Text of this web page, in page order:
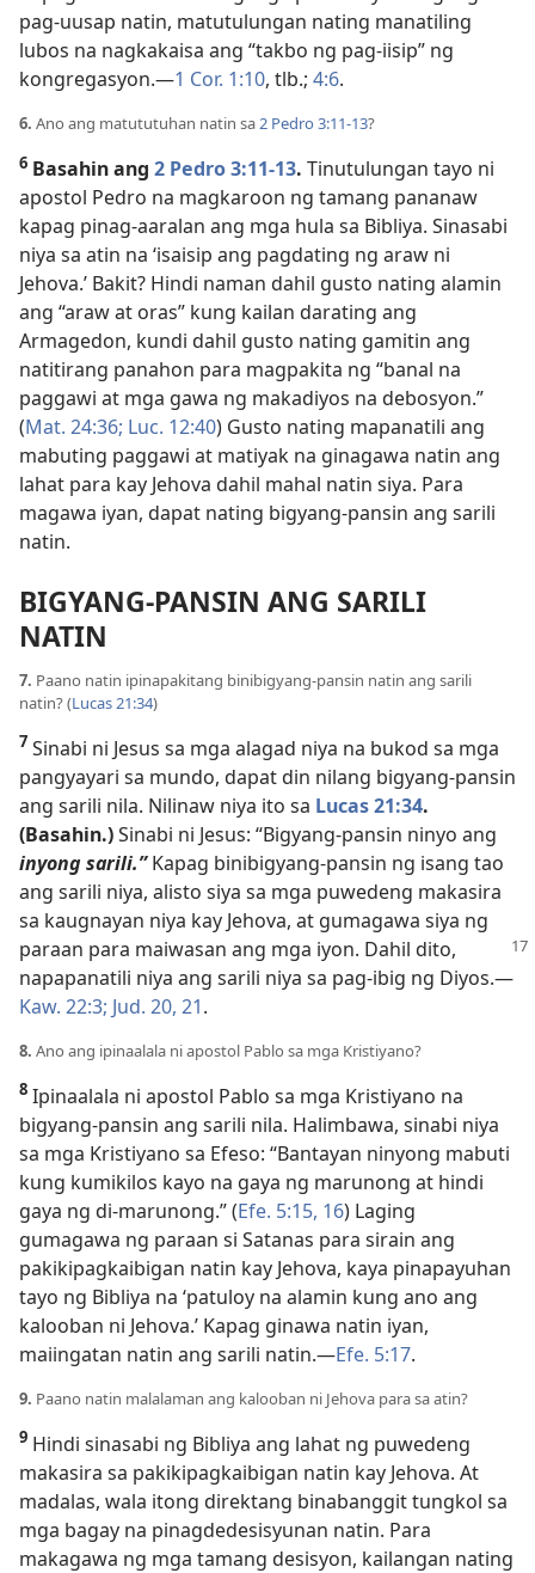
pag-uusap natin, matutulungan nating manatiling
lubos na nagkakaisa ang “takbo ng pag-iisip” ng
kongregasyon.—1 Cor. 1:10, tlb.; 4:6.
6. Ano ang matututuhan natin sa2 Pedro 3:11-13?
6 Basahin ang 2 Pedro 3:11-13. Tinutulungan tayo ni
apostol Pedro na magkaroon ng tamang pananaw
kapag pinag-aaralan ang mga hula sa Bibliya. Sinasabi
niya sa atin na ‘isaisip ang pagdating ng araw ni
Jehova.’ Bakit? Hindi naman dahil gusto nating alamin
ang “araw at oras” kung kailan darating ang
Armagedon, kundi dahil gusto nating gamitin ang
natitirang panahon para magpakita ng “banal na
paggawi at mga gawa ng makadiyos na debosyon.”
(Mat. 24:36; Luc. 12:40) Gusto nating mapanatili ang
mabuting paggawi at matiyak na ginagawa natin ang
lahat para kay Jehova dahil mahal natin siya. Para
magawa iyan, dapat nating bigyang-pansin ang sarili
natin.
BIGYANG-PANSIN ANG SARILI
NATIN
7. Paano natin ipinapakitang binibigyang-pansin natin ang sarili
natin? (Lucas 21:34)
7 Sinabi ni Jesus sa mga alagad niya na bukod sa mga
pangyayari sa mundo, dapat din nilang bigyang-pansin
ang sarili nila. Nilinaw niya ito sa Lucas 21:34.
(Basahin.)Sinabi ni Jesus: “Bigyang-pansin ninyo ang
inyong sarili.”Kapag binibigyang-pansin ng isang tao
ang sarili niya, alisto siya sa mga puwedeng makasira
sa kaugnayan niya kay Jehova, at gumagawa siya ng
paraan para maiwasan ang mga iyon. Dahil dito,
napapanatili niya ang sarili niya sa pag-ibig ng Diyos.—
Kaw. 22:3; Jud. 20, 21.
8. Ano ang ipinaalala ni apostol Pablo sa mga Kristiyano?
8 Ipinaalala ni apostol Pablo sa mga Kristiyano na
bigyang-pansin ang sarili nila. Halimbawa, sinabi niya
sa mga Kristiyano sa Efeso: “Bantayan ninyong mabuti
kung kumikilos kayo na gaya ng marunong at hindi
gaya ng di-marunong.” (Efe. 5:15, 16) Laging
gumagawa ng paraan si Satanas para sirain ang
pakikipagkaibigan natin kay Jehova, kaya pinapayuhan
tayo ng Bibliya na ‘patuloy na alamin kung ano ang
kalooban ni Jehova.’ Kapag ginawa natin iyan,
maiingatan natin ang sarili natin.—Efe. 5:17.
9. Paano natin malalaman ang kalooban ni Jehova para sa atin?
9 Hindi sinasabi ng Bibliya ang lahat ng puwedeng
makasira sa pakikipagkaibigan natin kay Jehova. At
madalas, wala itong direktang binabanggit tungkol sa
mga bagay na pinagdedesisyunan natin. Para
makagawa ng mga tamang desisyon, kailangan nating